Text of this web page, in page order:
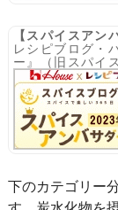
【スパイスアン
レシピブログ・
ー』（旧スパイ
下のカテゴリー